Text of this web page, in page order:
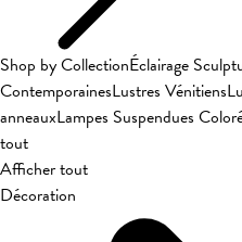
Shop by CollectionÉclairage
ContemporainesLustres Vénitiens
anneauxLampes Suspendues
tout
Afficher tout
Décoration